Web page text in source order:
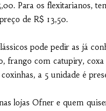
Para os flexitarianos,
de R$ 13,50.
pode pedir as já
frango com catupiry, coxa
a 5 unidade é
lojas Ofner e quem